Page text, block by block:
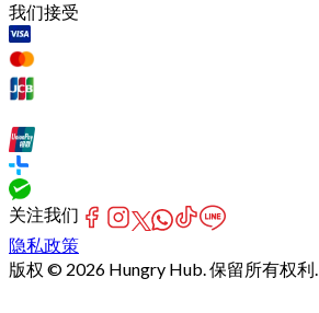
我们接受
关注我们
隐私政策
版权 © 2026 Hungry Hub. 保留所有权利.